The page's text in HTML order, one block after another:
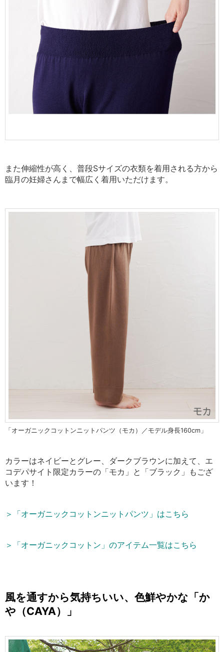
また伸縮性が高く、普段Sサイズの衣類を着用される方から
臨月の妊婦さんまで幅広く着用いただけます。
「オーガニックコットンニットパンツ（モカ）／モデル身長160cm」
カラーはネイビーとグレー、ダークブラウンに加えて、エ
コデパサイト限定カラーの「モカ」と「ブラック」もござ
います！
＞「オーガニックコットンニットパンツ」はこちら
＞「オーガニックコットン」のアイテム一覧はこちら
風を通すから気持ちいい、色鮮やかな「か
や（CAYA）」